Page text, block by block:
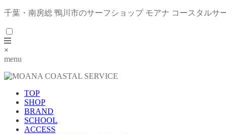
千葉・南房総 鴨川市のサーフショップ モアナ コースタルサ
×
menu
TOP
SHOP
BRAND
SCHOOL
ACCESS